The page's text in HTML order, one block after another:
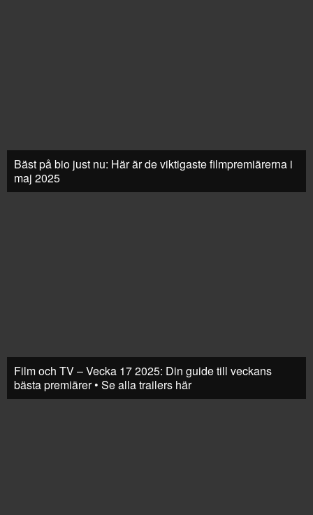
Bäst på bio just nu: Här är de viktigaste filmpremiärerna i
maj 2025
Film och TV – Vecka 17 2025: Din guide till veckans
bästa premiärer • Se alla trailers här